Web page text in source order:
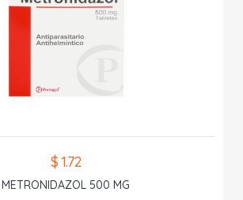
$ 1.72
METRONIDAZOL 500 MG